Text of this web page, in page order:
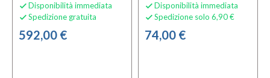
 Disponibilità immediata
 Spedizione gratuita
592,00 €
 Disponibilità immediata
 Spedizione solo 6,90 €
74,00 €